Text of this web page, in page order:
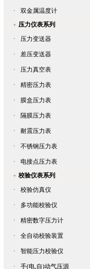
·
双金属温度计
压力仪表系列
·
压力变送器
· 差压变送器
· 压力真空表
· 精密压力表
· 膜盒压力表
· 隔膜压力表
· 耐震压力表
· 不锈钢压力表
·
电接点压力表
校验仪表系列
·
校验仿真仪
· 多功能校验仪
· 精密数字压力计
· 全自动校验装置
· 智能压力校验仪
· 手(电,自)动气压源